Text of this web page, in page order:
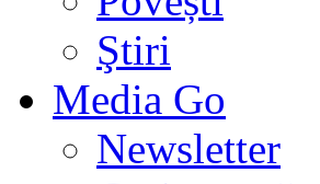
Ştiri
Media Go
Newsletter